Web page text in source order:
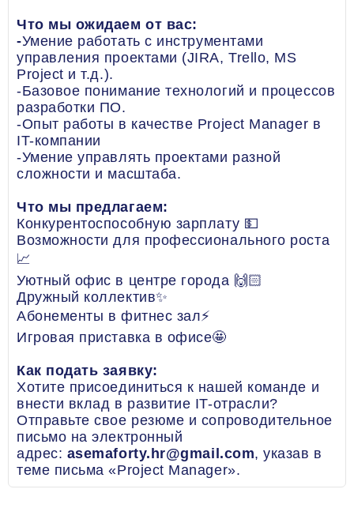
Что мы ожидаем от вас:
-Умение работать с инструментами
управления проектами (JIRA, Trello, MS
Project и т.д.).
-Базовое понимание технологий и процессов
разработки ПО.
-Опыт работы в качестве Project Manager в
IT-компании
-Умение управлять проектами разной
сложности и масштаба.
Что мы предлагаем:
Конкурентоспособную зарплату 💵
Возможности для профессионального роста
📈
Уютный офис в центре города 🙌🏻
Дружный коллектив✨
Абонементы в фитнес зал⚡️
Игровая приставка в офисе🤩
Как подать заявку:
Хотите присоединиться к нашей команде и
внести вклад в развитие IT-отрасли?
Отправьте свое резюме и сопроводительное
письмо на электронный
адрес: asemaforty.hr@gmail.com, указав в
теме письма «Project Manager».